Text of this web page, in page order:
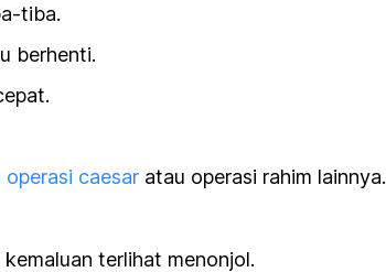
tiba.
berhenti.
operasi caesar atau operasi rahim lainnya.
terlihat menonjol.